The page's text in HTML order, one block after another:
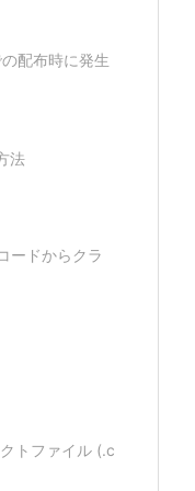
配布時に発生
法
ードからクラ
トファイル (.c